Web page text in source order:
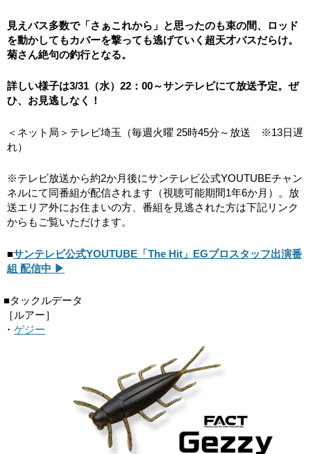
見えバス多数で「さぁこれから」と思ったのも束の間、
ロッド
を動かしてもカバーを撃っても逃げていく超天才バスだらけ。
菊さん絶句の釣行となる。
詳しい様子は3/31（水）22：00～サンテレビにて放送予定。ぜ
ひ、お見逃しなく！
＜ネット局＞テレビ埼玉（毎週火曜 25時45分～放送 ※13日遅
れ）
※テレビ放送から約2か月後にサンテレビ公式YOUTUBEチャン
ネルにて同番組が配信されます（視聴可能期間1年6か月）。放
送エリア外にお住まいの方、番組を見逃された方は下記リンク
からもご覧いただけます。
■サンテレビ公式YOUTUBE「The Hit」EGプロスタッフ出演番
組 配信中 ▶
■タックルデータ
［ルアー］
・ ゲジー